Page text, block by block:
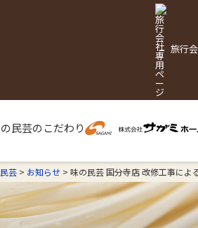
旅行
民芸のこだわり
芸 > お知らせ > 味の民芸 国分寺店 改修工事によ